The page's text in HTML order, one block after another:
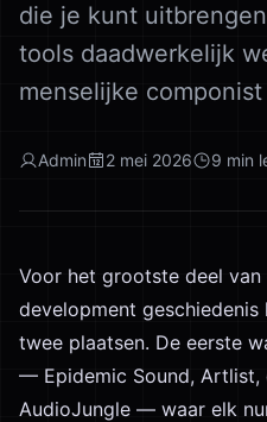
die je kunt
tools daadwerkelijk
menselijke
Admin 2 mei 2026 9 min
Voor het grootste deel van
development
twee plaatsen. De eerste
— Epidemic Sound, Artlist,
AudioJungle — waar elk